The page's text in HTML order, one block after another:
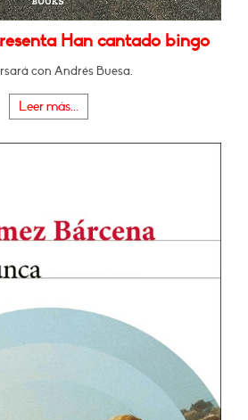
Han cantado bingo
con Andrés Buesa.
Leer más...